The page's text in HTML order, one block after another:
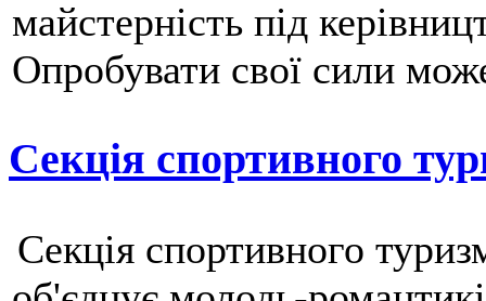
майстерність під
Опробувати свої сили
Секція спортивного
Секція спортивного